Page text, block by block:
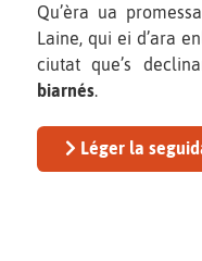
Qu’èra ua
Laine, qui ei d’ara
ciutat que’s
biarnés.
Léger la